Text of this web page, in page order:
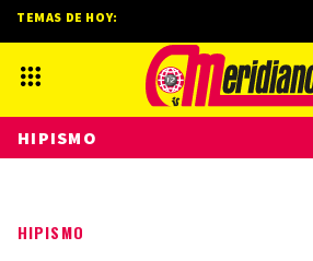
HIPISMO
TEMAS DE HOY:
HIPISMO